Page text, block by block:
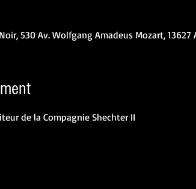
530 Av. Wolfgang Amadeus Mozart, 13627
de la Compagnie Shechter II